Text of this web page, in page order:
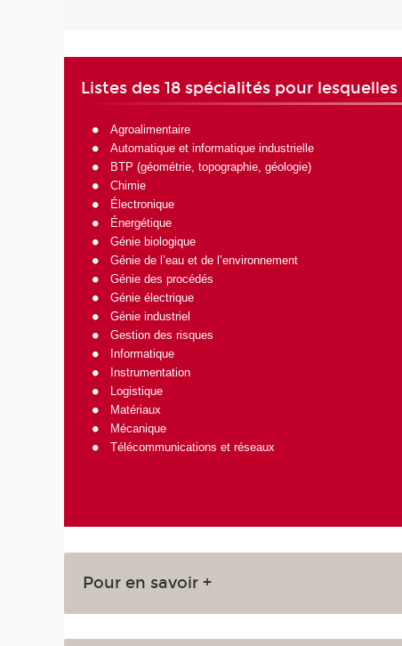
Listes des 18 spécialités pour
Agroalimentaire
Automatique et informatique industrielle
BTP (géométrie, topographie, géologie)
Chimie
Électronique
Énergétique
Génie biologique
Génie de l’eau et de l’environnement
Génie des procédés
Génie électrique
Génie industriel
Gestion des risques
Informatique
Instrumentation
Logistique
Matériaux
Mécanique
Télécommunications et réseaux
Pour en savoir +